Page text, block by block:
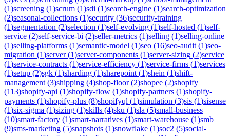
(1)screening (1)scrum (1)sdi (1)search-engine (1)search-optimization
(2)seasonal-collections (1)security (36)security-training
(1)segmentation (2)selection (1)self-evolving (1)self-hosted (1)self-
service (2)self-service-bi (2)seller-metrics (1)selling (1)selling-online
(1)selling-platforms (1)semantic-model (1)seo (16)seo-audit (1)seo-
migration (1)server(1)server-components (1)server-sizing (2)service
(1)service-contracts (1)service-efficiency (1)service-firms (1)services
(1)setup (2)sgk (1)sharding (1)sharepoint (1)shein (1)shift-
management (3)shipping (4)shop-floor(2)shopee (2)shopify
(113)shopify-api (1)shopify-flow (1)shopify-partners (1)shopify-
payments (1)shopify-plus (8)shopifyql (1)simulation (3)sis (1)sisense
(1)six-sigma (1)sizing (1)skills (4)sku (1)sla (5)small-business
(10)smart-factory (1)smart-narratives (1)smart-warehouse (1)smb
(9)sms-marketing (5)snapshots (1)snowflake (1)soc2 (5)social-